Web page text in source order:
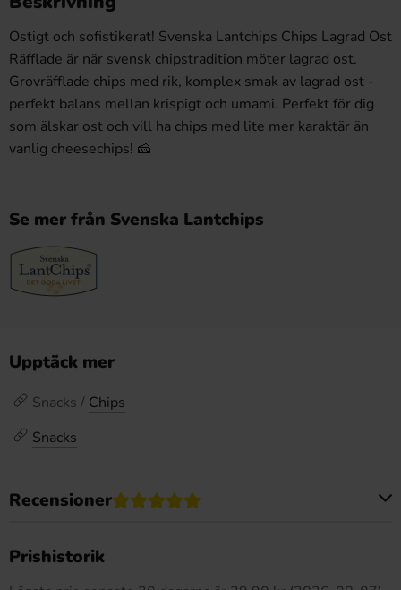
Ostigt och sofistikerat! Svenska Lantchips Chips Lagrad Ost
Räfflade är när svensk chipstradition möter lagrad ost.
Grovräfflade chips med rik, komplex smak av lagrad ost -
perfekt balans mellan krispigt och umami. Perfekt för dig
som älskar ost och vill ha chips med lite mer karaktär än
vanlig cheesechips! 🧀
Se mer från Svenska Lantchips
Upptäck mer
Snacks / Chips
Snacks
Recensioner
Prishistorik